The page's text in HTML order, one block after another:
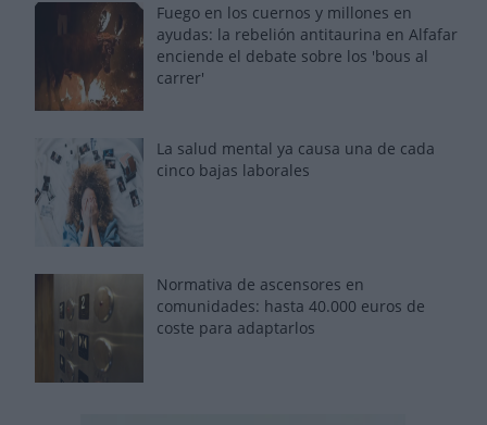
Fuego en los cuernos y millones en
ayudas: la rebelión antitaurina en Alfafar
enciende el debate sobre los 'bous al
carrer'
La salud mental ya causa una de cada
cinco bajas laborales
Normativa de ascensores en
comunidades: hasta 40.000 euros de
coste para adaptarlos